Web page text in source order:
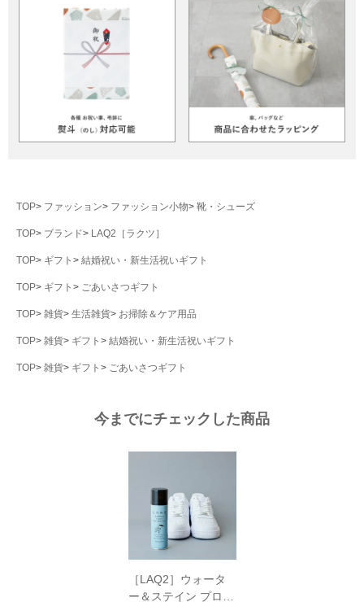
TOP ファッション ファッション小物 靴・シューズ
TOP ブランド LAQ2［ラクツ］
TOP ギフト 結婚祝い・新生活祝いギフト
TOP ギフト ごあいさつギフト
TOP 雑貨 生活雑貨 お掃除＆ケア用品
TOP 雑貨 ギフト 結婚祝い・新生活祝いギフト
TOP 雑貨 ギフト ごあいさつギフト
今までにチェックした商品
［LAQ2］ウォータ
ー＆ステイン プロテ